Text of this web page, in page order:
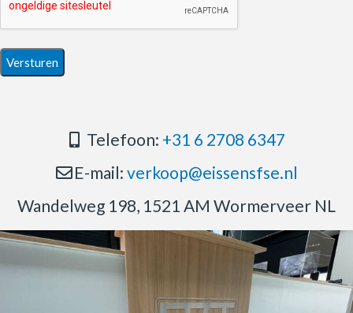
Telefoon: +31 6 2708 6347
E-mail: verkoop@eissensfse.nl
Wandelweg 198, 1521 AM Wormerveer NL